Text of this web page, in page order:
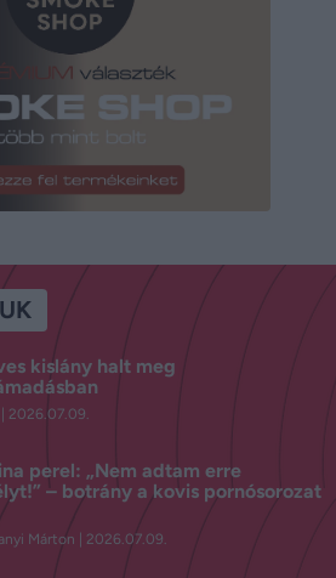
kislány halt meg
2026.07.09.
perel: „Nem adtam erre
– botrány a kovis pornósorozat
Márton 2026.07.09.